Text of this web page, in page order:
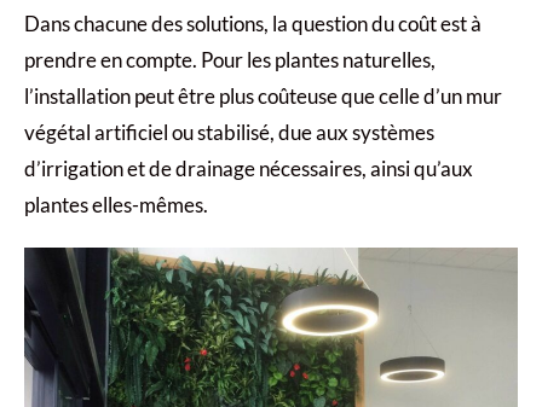
Dans chacune des solutions, la question du coût est à
prendre en compte. Pour les plantes naturelles,
l’installation peut être plus coûteuse que celle d’un mur
végétal artificiel ou stabilisé, due aux systèmes
d’irrigation et de drainage nécessaires, ainsi qu’aux
plantes elles-mêmes.